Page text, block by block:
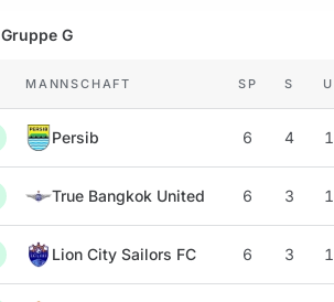
Gruppe G
MANNSCHAFT SP S U
Persib 6 4 1
True Bangkok United 6 3 1
Lion City Sailors FC 6 3 1